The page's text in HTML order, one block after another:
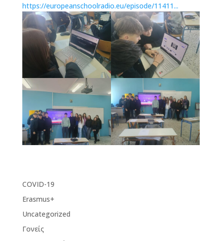
https://europeanschoolradio.eu/episode/11411...
COVID-19
Erasmus+
Uncategorized
Γονείς